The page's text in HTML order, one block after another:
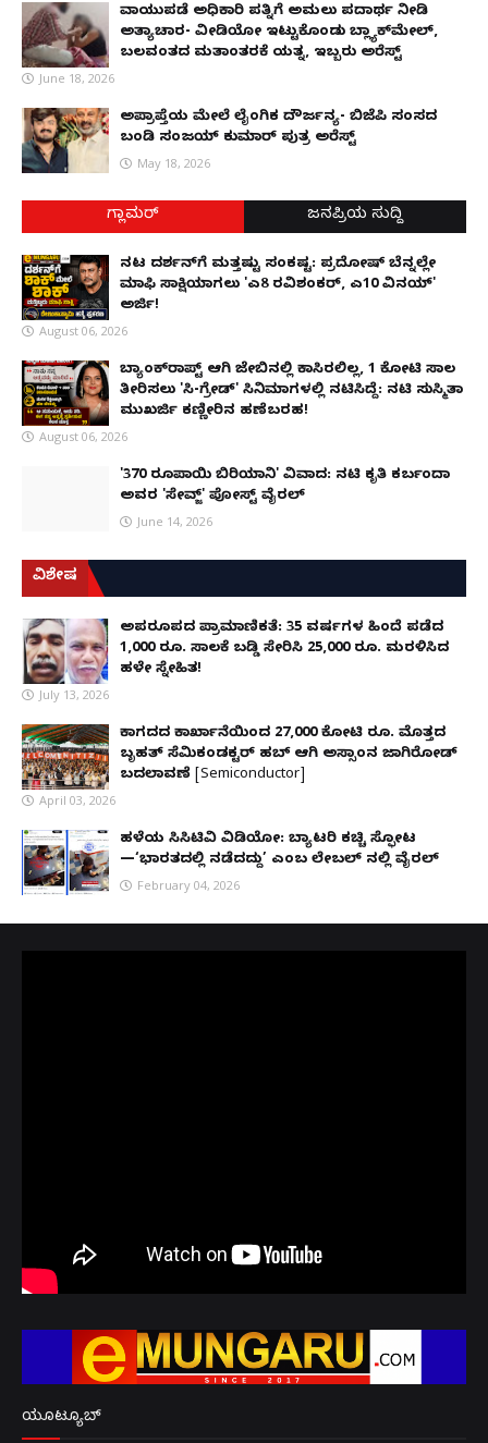
ವಾಯುಪಡೆ ಅಧಿಕಾರಿ ಪತ್ನಿಗೆ ಅಮಲು ಪದಾರ್ಥ ನೀಡಿ
ಅತ್ಯಾಚಾರ- ವೀಡಿಯೋ ಇಟ್ಟುಕೊಂಡು ಬ್ಲ್ಯಾಕ್‌ಮೇಲ್,
ಬಲವಂತದ ಮತಾಂತರಕ್ಕೆ ಯತ್ನ, ಇಬ್ಬರು ಅರೆಸ್ಟ್
June 18, 2026
ಅಪ್ರಾಪ್ತೆಯ ಮೇಲೆ ಲೈಂಗಿಕ ದೌರ್ಜನ್ಯ- ಬಿಜೆಪಿ ಸಂಸದ
ಬಂಡಿ ಸಂಜಯ್ ಕುಮಾರ್ ಪುತ್ರ ಅರೆಸ್ಟ್
May 18, 2026
ಗ್ಲಾಮರ್ ಜನಪ್ರಿಯ ಸುದ್ದಿ
ನಟ ದರ್ಶನ್‌ಗೆ ಮತ್ತಷ್ಟು ಸಂಕಷ್ಟ: ಪ್ರದೋಷ್ ಬೆನ್ನಲ್ಲೇ
ಮಾಫಿ ಸಾಕ್ಷಿಯಾಗಲು 'ಎ8 ರವಿಶಂಕರ್, ಎ10 ವಿನಯ್'
ಅರ್ಜಿ!
August 06, 2026
ಬ್ಯಾಂಕ್‌ರಾಪ್ಟ್‌ ಆಗಿ ಜೇಬಿನಲ್ಲಿ ಕಾಸಿರಲಿಲ್ಲ, ₹1 ಕೋಟಿ ಸಾಲ
ತೀರಿಸಲು 'ಸಿ-ಗ್ರೇಡ್' ಸಿನಿಮಾಗಳಲ್ಲಿ ನಟಿಸಿದ್ದೆ: ನಟಿ ಸುಸ್ಮಿತಾ
ಮುಖರ್ಜಿ ಕಣ್ಣೀರಿನ ಹಣೆಬರಹ!
August 06, 2026
'370 ರೂಪಾಯಿ ಬಿರಿಯಾನಿ' ವಿವಾದ: ನಟಿ ಕೃತಿ ಕರ್ಬಂದಾ
ಅವರ 'ಸೇವ್ಜ್' ಪೋಸ್ಟ್ ವೈರಲ್
June 14, 2026
ವಿಶೇಷ
ಅಪರೂಪದ ಪ್ರಾಮಾಣಿಕತೆ: 35 ವರ್ಷಗಳ ಹಿಂದೆ ಪಡೆದ
1,000 ರೂ. ಸಾಲಕ್ಕೆ ಬಡ್ಡಿ ಸೇರಿಸಿ 25,000 ರೂ. ಮರಳಿಸಿದ
ಹಳೇ ಸ್ನೇಹಿತ!
July 13, 2026
ಕಾಗದದ ಕಾರ್ಖಾನೆಯಿಂದ 27,000 ಕೋಟಿ ರೂ. ಮೊತ್ತದ
ಬೃಹತ್ ಸೆಮಿಕಂಡಕ್ಟರ್ ಹಬ್ ಆಗಿ ಅಸ್ಸಾಂನ ಜಾಗಿರೋಡ್
ಬದಲಾವಣೆ [Semiconductor]
April 03, 2026
ಹಳೆಯ ಸಿಸಿಟಿವಿ ವಿಡಿಯೋ: ಬ್ಯಾಟರಿ ಕಚ್ಚಿ ಸ್ಫೋಟ
—‘ಭಾರತದಲ್ಲಿ ನಡೆದದ್ದು’ ಎಂಬ ಲೇಬಲ್ ನಲ್ಲಿ ವೈರಲ್
February 04, 2026
ಯೂಟ್ಯೂಬ್